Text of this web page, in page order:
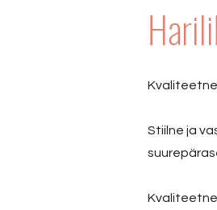
Stiilne ja
Kvaliteetne